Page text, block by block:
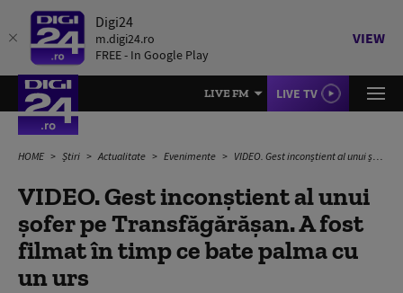
Digi24
m.digi24.ro
FREE - In Google Play
VIEW
LIVE FM LIVE TV
HOME Știri Actualitate Evenimente VIDEO. Gest inconștient al unui șofer pe Transfăgărășan. A fost filmat în timp ce bate palma cu un urs
VIDEO. Gest inconștient al unui
șofer pe Transfăgărășan. A fost
filmat în timp ce bate palma cu
un urs